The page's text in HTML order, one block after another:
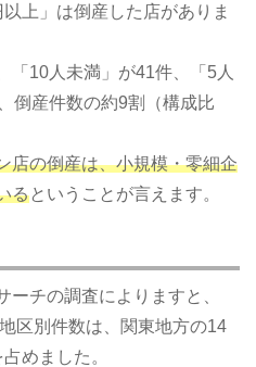
上」は倒産した店がありま
「10人未満」が41件、「5人
倒産件数の約9割（構成比
店の倒産は、小規模・零細企
るということが言えます。
ーチの調査によりますと、
区別件数は、関東地方の14
めました。